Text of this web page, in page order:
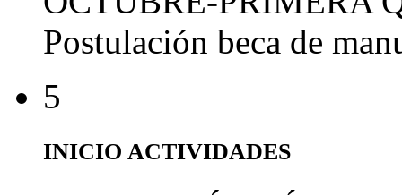
Postulación beca de
5
INICIO ACTIVIDADES